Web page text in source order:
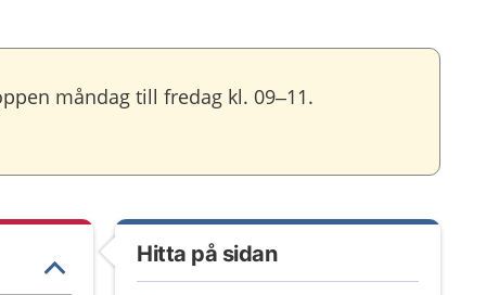
måndag till fredag kl. 09–11.
Hitta på sidan